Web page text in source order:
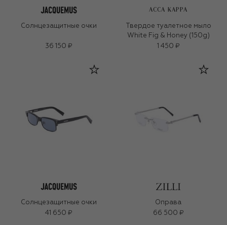
Солнцезащитные очки
36 150 ₽
ACCA KAPPA
Твердое туалетное мыло
White Fig & Honey (150g)
1 450 ₽
Солнцезащитные очки
41 650 ₽
Оправа
66 500 ₽